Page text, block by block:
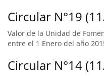
Circular N°19
Valor de la Unidad de
entre el 1 Enero del año
Circular N°14